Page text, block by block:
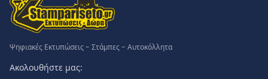
Ψηφιακές Εκτυπώσεις - Στάμπες - Αυτοκόλλητα
Ακολουθήστε μας: